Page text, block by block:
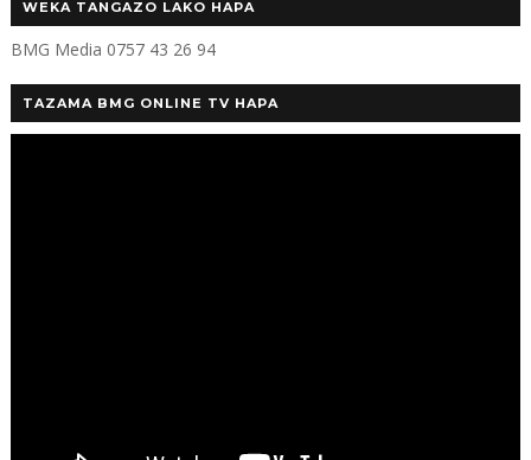
WEKA TANGAZO LAKO HAPA
BMG Media 0757 43 26 94
TAZAMA BMG ONLINE TV HAPA